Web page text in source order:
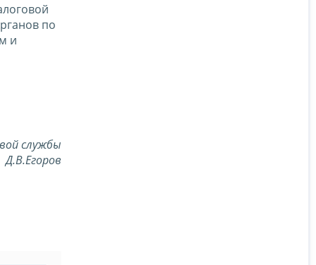
по
и
службы
Д.В.Егоров